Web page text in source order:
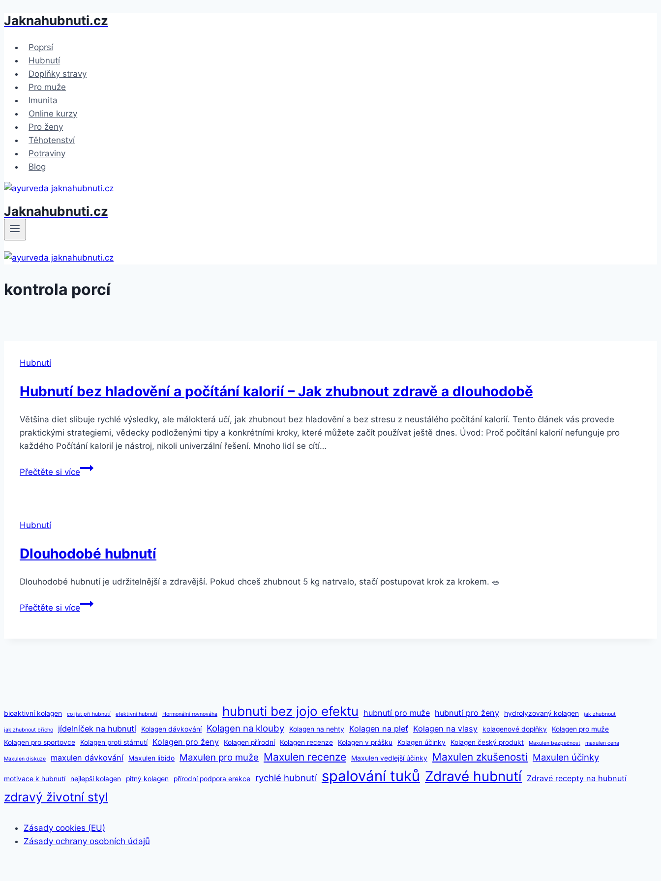
Přeskočit
obsah
Jaknahubnuti.cz
Poprsí
Hubnutí
Doplňky stravy
Pro muže
Imunita
Online kurzy
Pro ženy
Těhotenství
Potraviny
Blog
Jaknahubnuti.cz
kontrola porcí
Hubnutí
Hubnutí bez hladovění a počítání kalorií – Jak zhubnout zdravě a dlouhodobě
Většina diet slibuje rychlé výsledky, ale málokterá učí, jak zhubnout bez hladovění a bez stresu z neustálého počítání kalorií. Tento článek vás provede
praktickými strategiemi, vědecky podloženými tipy a konkrétními kroky, které můžete začít používat ještě dnes. Úvod: Proč počítání kalorií nefunguje pro
každého Počítání kalorií je nástroj, nikoli univerzální řešení. Mnoho lidí se cítí…
Přečtěte si víceHubnutí
Jak
zdravě
dlouhodobě
Hubnutí
Dlouhodobé hubnutí
Dlouhodobé hubnutí je udržitelnější a zdravější. Pokud chceš zhubnout 5 kg natrvalo, stačí postupovat krok za krokem. 🥗
Přečtěte si víceDlouhodobé
bioaktivní kolagen co jíst při hubnutí efektivní hubnutí Hormonální rovnováha hubnuti bez jojo efektu hubnutí pro muže hubnutí pro ženy hydrolyzovaný kolagen jak zhubnout
jak zhubnout břicho jídelníček na hubnutí Kolagen dávkování Kolagen na klouby Kolagen na nehty Kolagen na pleť Kolagen na vlasy kolagenové doplňky
Kolagen pro muže
Kolagen pro sportovce
Kolagen proti stárnutí Kolagen pro ženy Kolagen přírodní Kolagen recenze Kolagen v prášku Kolagen účinky Kolagen český produkt Maxulen bezpečnost maxulen cena
Maxulen diskuze maxulen dávkování Maxulen libido Maxulen pro muže Maxulen recenze Maxulen vedlejší účinky Maxulen zkušenosti Maxulen účinky
motivace k hubnutí nejlepší kolagen pitný kolagen přírodní podpora erekce rychlé hubnutí spalování tuků Zdravé hubnutí Zdravé recepty na hubnutí
zdravý životní styl
Zásady cookies (EU)
Zásady ochrany osobních údajů